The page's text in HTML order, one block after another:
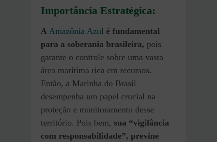
Importância Estratégica:
A Amazônia Azul é fundamental
para a soberania brasileira, pois
garante o controle sobre uma vasta
área marítima rica em recursos.
Então, a Marinha do Brasil
desempenha um papel crucial na
proteção e monitoramento desse
território. Pois bem, sua “vigilância
com responsabilidade”, previne